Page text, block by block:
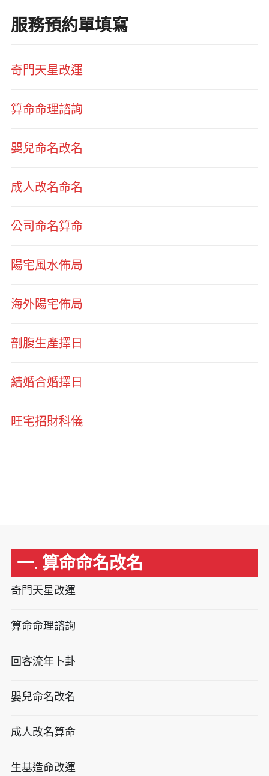
服務預約單填寫
奇門天星改運
算命命理諮詢
嬰兒命名改名
成人改名命名
公司命名算命
陽宅風水佈局
海外陽宅佈局
剖腹生產擇日
結婚合婚擇日
旺宅招財科儀
一. 算命命名改名
奇門天星改運
算命命理諮詢
回客流年卜卦
嬰兒命名改名
成人改名算命
生基造命改運